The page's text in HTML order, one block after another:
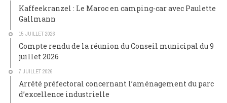
Kaffeekranzel : Le Maroc en camping-car avec Paulette
Gallmann
15 JUILLET 2026
Compte rendu de la réunion du Conseil municipal du 9
juillet 2026
7 JUILLET 2026
Arrêté préfectoral concernant l’aménagement du parc
d’excellence industrielle